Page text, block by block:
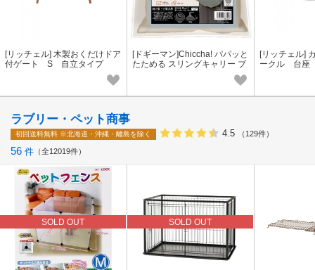
[リッチェル] 木製おくだけドア
付ゲート S 自立タイプ
[ドギーマン]Chiccha! パパッと
たためる スリングキャリー ブ
[リッチェル]
ークル 台
ラブリー・ペット商事
初回送料無料 ※北海道・沖縄・離島を除く 4.5 （129件）
56 件 全12019件
SOLD OUT SOLD OUT